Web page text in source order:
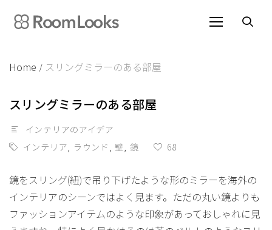
content
Home / スリングミラーのある部屋
スリングミラーのある部屋
インテリアのアイデア
インテリア, ラウンド , 壁, 鏡 68
鏡をスリング(紐)で吊り下げたような形のミラーを海外の
インテリアのシーンではよく見ます。ただの丸い鏡よりも
ファッションアイテムのような印象があっておしゃれに見